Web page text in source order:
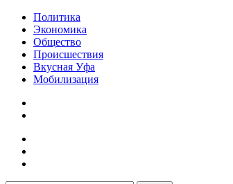
Политика
Экономика
Общество
Происшествия
Вкусная Уфа
Мобилизация